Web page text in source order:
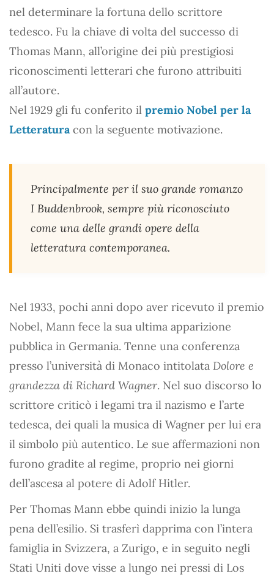
nel determinare la fortuna dello scrittore
tedesco. Fu la chiave di volta del successo di
Thomas Mann, all’origine dei più prestigiosi
riconoscimenti letterari che furono attribuiti
all’autore.
Nel 1929 gli fu conferito il premio Nobel per la
Letteraturacon la seguente motivazione.
Principalmente per il suo grande romanzo
I Buddenbrook, sempre più riconosciuto
come una delle grandi opere della
letteratura contemporanea.
Nel 1933, pochi anni dopo aver ricevuto il premio
Nobel, Mann fece la sua ultima apparizione
pubblica in Germania. Tenne una conferenza
presso l’università di Monaco intitolata Dolore e
grandezza di Richard Wagner. Nel suo discorso lo
scrittore criticò i legami tra il nazismo e l’arte
tedesca, dei quali la musica di Wagner per lui era
il simbolo più autentico. Le sue affermazioni non
furono gradite al regime, proprio nei giorni
dell’ascesa al potere di Adolf Hitler.
Per Thomas Mann ebbe quindi inizio la lunga
pena dell’esilio. Si trasferì dapprima con l’intera
famiglia in Svizzera, a Zurigo, e in seguito negli
Stati Uniti dove visse a lungo nei pressi di Los